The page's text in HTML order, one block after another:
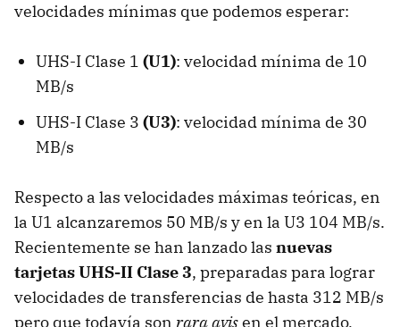
velocidades mínimas que podemos esperar:
UHS-I Clase 1 (U1): velocidad mínima de 10
MB/s
UHS-I Clase 3 (U3): velocidad mínima de 30
MB/s
Respecto a las velocidades máximas teóricas, en
la U1 alcanzaremos 50 MB/s y en la U3 104 MB/s.
Recientemente se han lanzado las nuevas
tarjetas UHS-II Clase 3, preparadas para lograr
velocidades de transferencias de hasta 312 MB/s
pero que todavía son rara avisen el mercado,